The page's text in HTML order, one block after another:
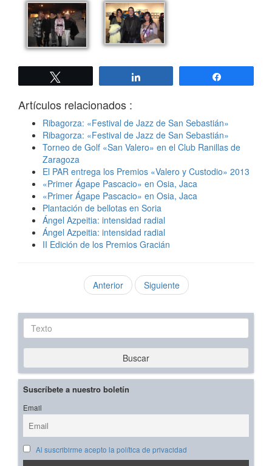
Artículos relacionados :
Ribagorza: «Festival de Jazz de San Sebastián»
Ribagorza: «Festival de Jazz de San Sebastián»
Torneo de Golf «San Valero» en el Club Ranillas de
Zaragoza
El PAR entrega los Premios «Valero y Custodio» 2013
«Primer Ágape Pascacio» en Osia, Jaca
«Primer Ágape Pascacio» en Osia, Jaca
Plantación de bellotas en Soria
Ángel Azpeitia: intensidad radial
Ángel Azpeitia: intensidad radial
II Edición de los Premios Gracián
Anterior Siguiente
Texto
Buscar
Suscríbete a nuestro boletín
Email
Al suscribirme acepto la política de privacidad